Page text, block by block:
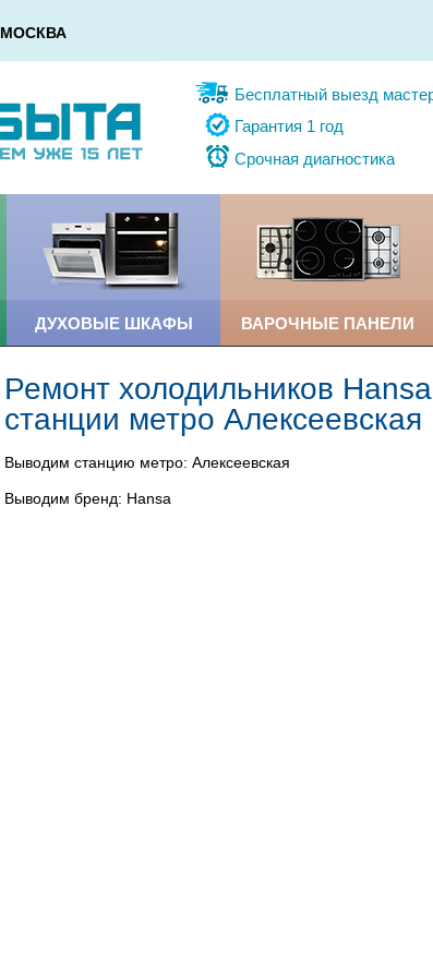
МОСКВА
Бесплатный выезд
Гарантия 1 год
Срочная диагностика
ДУХОВЫЕ ШКАФЫ ВАРОЧНЫЕ ПАНЕЛИ
Ремонт холодильников
станции метро Алексеевская
Выводим станцию метро: Алексеевская
Выводим бренд: Hansa